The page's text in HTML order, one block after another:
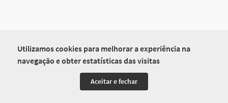
Utilizamos cookies para melhorar a experiência na
navegação e obter estatísticas das visitas
Aceitar e fechar